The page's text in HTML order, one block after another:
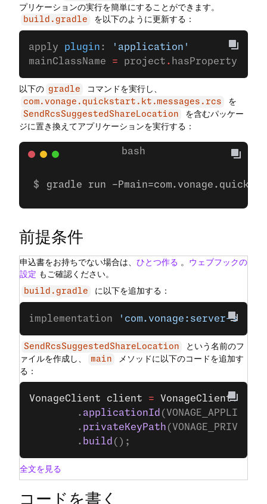
プリケーションの実行を簡単にすることができます。
build.gradle を以下のように更新する：
apply plugin :
'application'
mainClassName = project . hasProperty(
以下の gradle コマンドを実行し、
com.vonage.quickstart.kt.messages.rcs を
SendRcsSuggestedShareLocation
を含むパッケー
ジに置き換えてアプリケーションを実行する：
gradle run -
前提条件
申込書をお持ちでない場合は、 ひとつ作る 。 ウェブフックの
設定 もご確認ください。
build.gradle に以下を追加する：
implementation 'com.vonage:server-
SendRcsSuggestedShareLocation
という名前のフ
ァイルを作成し、
main
メソッドに以下のコードを追加す
る：
VonageClient client = VonageClient.
		.
applicationId
		.
privateKeyPath
		.
build ();
全文を見る
コードを書く